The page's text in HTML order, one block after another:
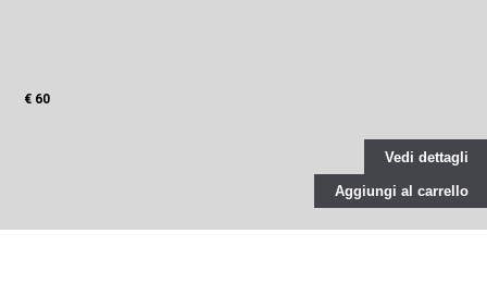
€ 60
Vedi dettagli
Aggiungi al carrello